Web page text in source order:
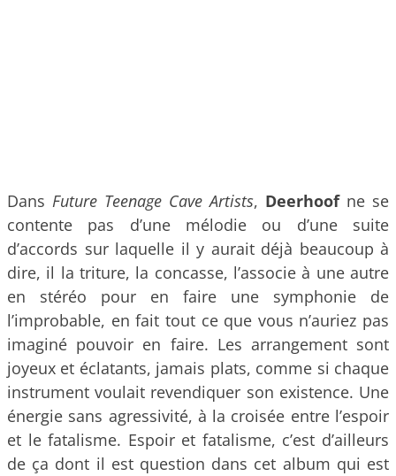
Dans Future Teenage Cave Artists, Deerhoofne se
contente pas d’une mélodie ou d’une suite
d’accords sur laquelle il y aurait déjà beaucoup à
dire, il la triture, la concasse, l’associe à une autre
en stéréo pour en faire une symphonie de
l’improbable, en fait tout ce que vous n’auriez pas
imaginé pouvoir en faire. Les arrangement sont
joyeux et éclatants, jamais plats, comme si chaque
instrument voulait revendiquer son existence. Une
énergie sans agressivité, à la croisée entre l’espoir
et le fatalisme. Espoir et fatalisme, c’est d’ailleurs
de ça dont il est question dans cet album qui est